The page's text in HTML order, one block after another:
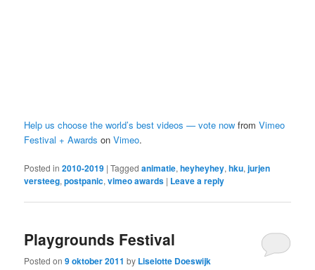
Help us choose the world’s best videos — vote now fromVimeo
Festival + Awards onVimeo.
Posted in 2010-2019 |Tagged animatie,heyheyhey,hku,jurjen
versteeg,postpanic,vimeo awards | Leave a reply
Playgrounds Festival
Posted on9 oktober 2011 by Liselotte Doeswijk